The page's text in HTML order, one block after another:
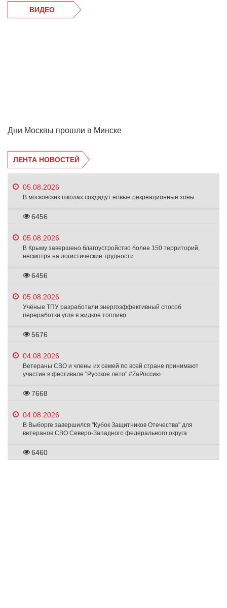
ВИДЕО
Дни Москвы прошли в Минске
ЛЕНТА НОВОСТЕЙ
05.08.2026
В московских школах создадут новые рекреационные зоны
6456
05.08.2026
В Крыму завершено благоустройство более 150 территорий,
несмотря на логистические трудности
6456
05.08.2026
Учёные ТПУ разработали энергоэффективный способ
переработки угля в жидкое топливо
5676
04.08.2026
Ветераны СВО и члены их семей по всей стране принимают
участие в фестивале "Русское лето" #ZaРоссию
7668
04.08.2026
В Выборге завершился "Кубок Защитников Отечества" для
ветеранов СВО Северо-Западного федерального округа
6460